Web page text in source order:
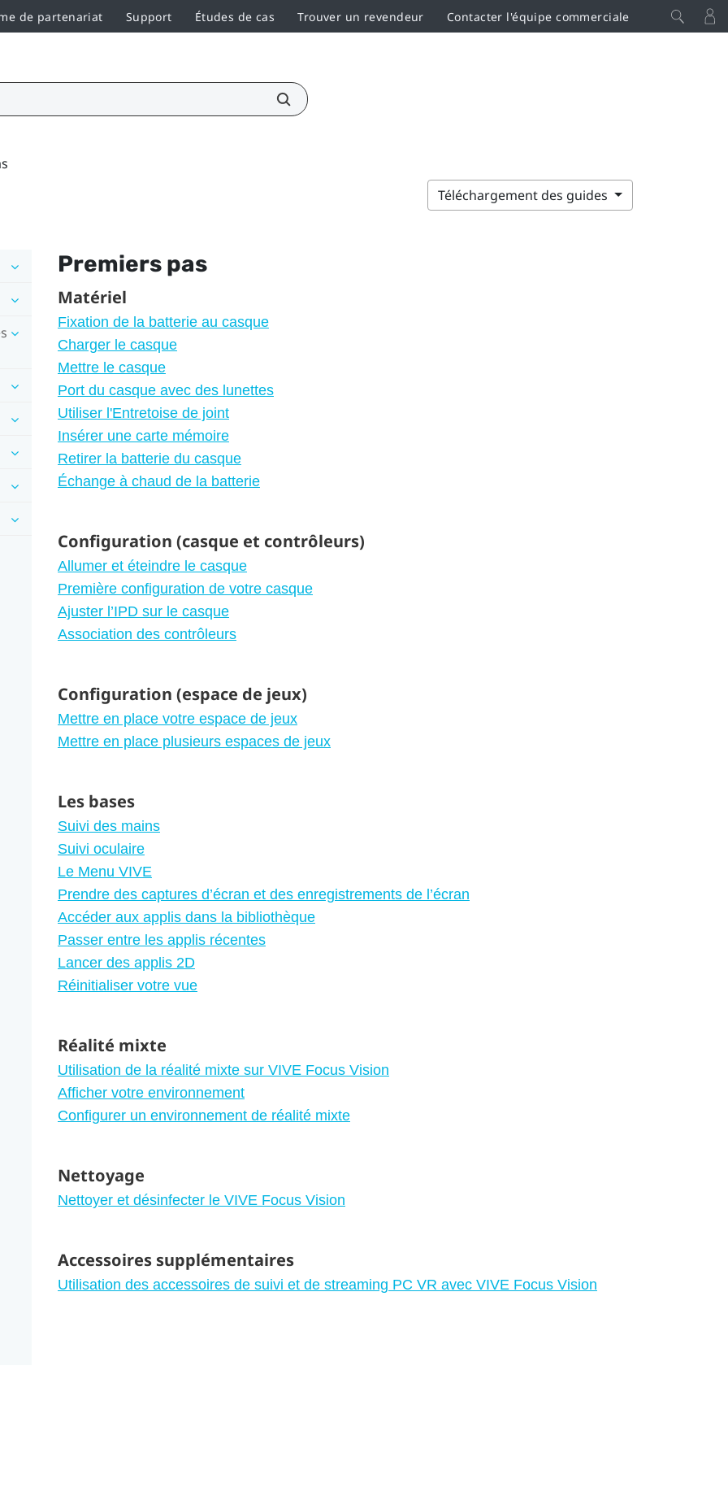
de partenariat Support Études de cas Trouver un revendeur Contacter l'équipe commerciale
Téléchargement des guides
Premiers pas
Matériel
Fixation de la batterie au casque
Charger le casque
Mettre le casque
Port du casque avec des lunettes
Utiliser l'Entretoise de joint
Insérer une carte mémoire
Retirer la batterie du casque
Échange à chaud de la batterie
Configuration (casque et contrôleurs)
Allumer et éteindre le casque
Première configuration de votre casque
Ajuster l’IPD sur le casque
Association des contrôleurs
Configuration (espace de jeux)
Mettre en place votre espace de jeux
Mettre en place plusieurs espaces de jeux
Les bases
Suivi des mains
Suivi oculaire
Le Menu VIVE
Prendre des captures d’écran et des enregistrements de l’écran
Accéder aux applis dans la bibliothèque
Passer entre les applis récentes
Lancer des applis 2D
Réinitialiser votre vue
Réalité mixte
Utilisation de la réalité mixte sur VIVE Focus Vision
Afficher votre environnement
Configurer un environnement de réalité mixte
Nettoyage
Nettoyer et désinfecter le VIVE Focus Vision
Accessoires supplémentaires
Utilisation des accessoires de suivi et de streaming PC VR avec VIVE Focus Vision